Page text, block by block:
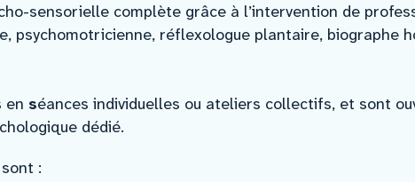
sensorielle complète grâce à l’intervention de
psychomotricienne, réflexologue plantaire, biographe
en séances individuelles ou ateliers collectifs, et sont
dédié.
: